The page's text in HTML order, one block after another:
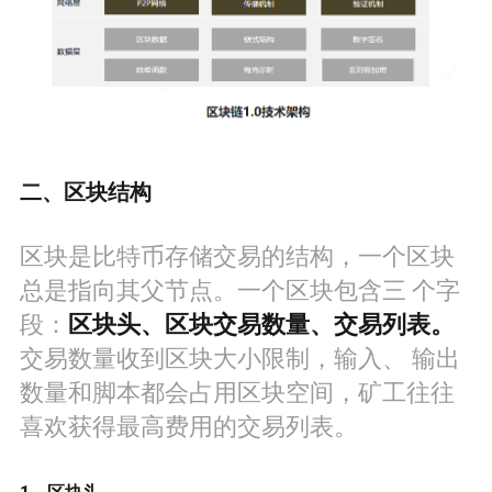
二、区块结构
区块是比特币存储交易的结构，一个区块
总是指向其父节点。一个区块包含三 个字
段： 区块头、区块交易数量、交易列表。
交易数量收到区块大小限制，输入、 输出
数量和脚本都会占用区块空间，矿工往往
喜欢获得最高费用的交易列表。